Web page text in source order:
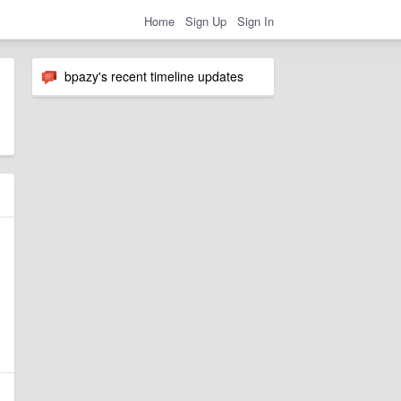
Home Sign Up Sign In
bpazy's recent timeline updates